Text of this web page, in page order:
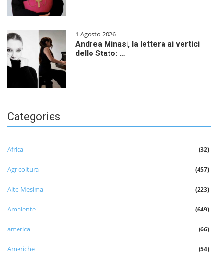
1 Agosto 2026
Andrea Minasi, la lettera ai vertici
dello Stato: …
Categories
Africa (32)
Agricoltura (457)
Alto Mesima (223)
Ambiente (649)
america (66)
Americhe (54)